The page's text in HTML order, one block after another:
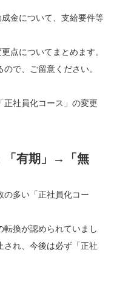
金について、支給要件等
点についてまとめます。
で、ご留意ください。
正社員化コース」の変更
「有期」→「無
の多い「正社員化コー
転換が認められていまし
れ、今後は必ず「正社